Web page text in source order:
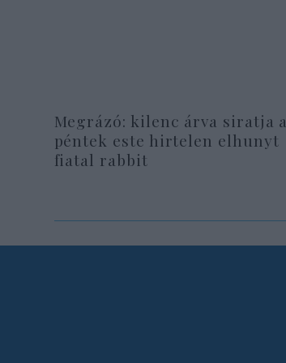
Megrázó: kilenc árva siratja a
péntek este hirtelen elhunyt
fiatal rabbit